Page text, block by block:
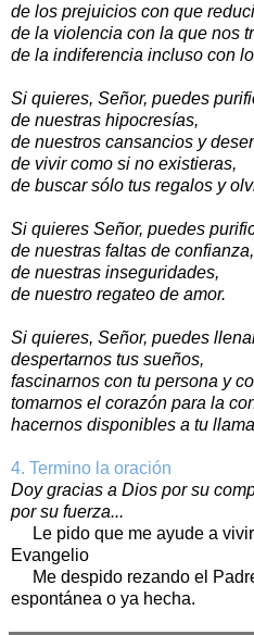
de los prejuicios con que
de la violencia con la que nos
de la indiferencia incluso con
Si quieres, Señor, puedes
de nuestras hipocresías,
de nuestros cansancios y
de vivir como si no existieras,
de buscar sólo tus regalos y
Si quieres Señor, puedes
de nuestras faltas de confianza,
de nuestras inseguridades,
de nuestro regateo de amor.
Si quieres, Señor, puedes
despertarnos tus sueños,
fascinarnos con tu persona y
tomarnos el corazón para la
hacernos disponibles a tu
4. Termino la oración
Doy gracias a Dios por su
por su fuerza...
Le pido que me ayude a vivir
Evangelio
Me despido rezando el
espontánea o ya hecha.